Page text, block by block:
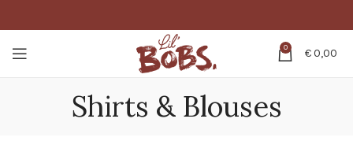
0 €0,00
Shirts & Blouses